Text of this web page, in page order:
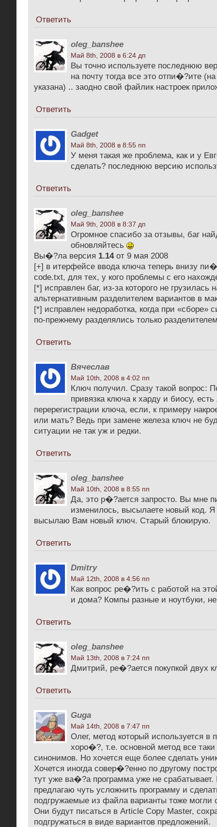
Ответить
oleg_banshee
Май 8th, 2008 в 6:24 дп
Вы точно используете последнюю
на почту тогда все это отпи�?ите
указана) .. заодно свой файлик настроек
Ответить
Gadget
Май 8th, 2008 в 8:55 пп
У меня такая же проблема, как и у
сделать? последнюю версию
Ответить
oleg_banshee
Май 9th, 2008 в 8:37 дп
Огромное спасибо за отзывы, баг
обновляйтесь
Вы�?ла версия 1.14от 9 мая 2008
[+] в итерфейсе ввода ключа теперь внизу
code.txt, для тех, у кого проблемы с его
[*] исправлен баг, из-за которого не грузилась
альтернативным разделителем вариантов в
[*] исправлен недоработка, когда при «сборе»
по-прежнему разделялись только
Ответить
Вячеслав
Май 10th, 2008 в 4:02 пп
Ключ получил. Сразу такой вопрос:
привязка ключа к харду и биосу,
перерегистрации ключа, если, к примеру
или мать? Ведь при замене железа ключ не
ситуации не так уж и редки.
Ответить
oleg_banshee
Май 10th, 2008 в 8:55 пп
Да, это р�?ается запросто. Вы мне
изменилось, высылаете новый код.
высылаю Вам новый ключ. Старый блокирую.
Ответить
Dmitry
Май 12th, 2008 в 4:56 пп
Как вопрос ре�?ить с работой на
и дома? Компы разные и ноутбуки,
Ответить
oleg_banshee
Май 13th, 2008 в 7:24 пп
Дмитрий, ре�?ается покупкой двух
Ответить
Guga
Май 14th, 2008 в 7:47 пп
Олег, метод который используется в
хоро�?, т.е. основной метод все
синонимов. Но хочется еще более сделать
Хочется иногда совер�?енно по другому
тут уже ва�?а программа уже не срабатывает.
предлагаю чуть усложнить программу и
подгружаемые из файла варианты тоже могли
Они будут писаться в Article Copy Master,
подгружаться в виде вариантов предложений.